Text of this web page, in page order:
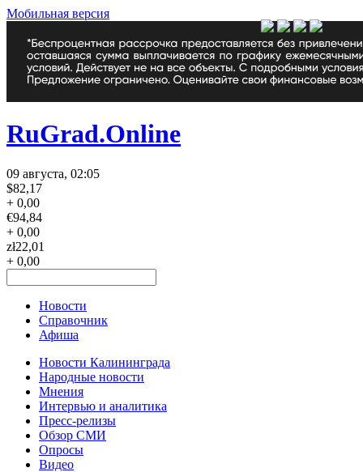
Мобильная версия
RuGrad.Online
09 августа, 02:05
$82,17
+ 0,00
€94,84
+ 0,00
zł22,01
+ 0,00
Новости
Справочник
Афиша
Новости Калининграда
Народные новости
Мнения
Интервью и аналитика
Пресс-релизы
Обзор СМИ
Опросы
Видео